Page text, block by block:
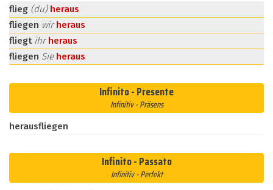
flieg (du) heraus
fliegen wirheraus
fliegt ihrheraus
fliegen Sie heraus
Infinito - Presente
Infinitiv - Präsens
herausfliegen
Infinito - Passato
Infinitiv - Perfekt